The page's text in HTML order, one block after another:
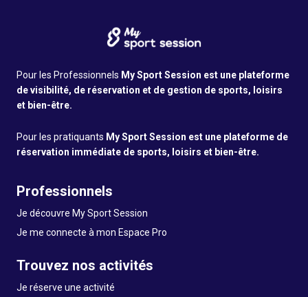
Pour les Professionnels My Sport Session est une plateforme
de visibilité, de réservation et de gestion de sports, loisirs
et bien-être.
Pour les pratiquants My Sport Session est une plateforme de
réservation immédiate de sports, loisirs et bien-être.
Professionnels
Je découvre My Sport Session
Je me connecte à mon Espace Pro
Trouvez nos activités
Je réserve une activité